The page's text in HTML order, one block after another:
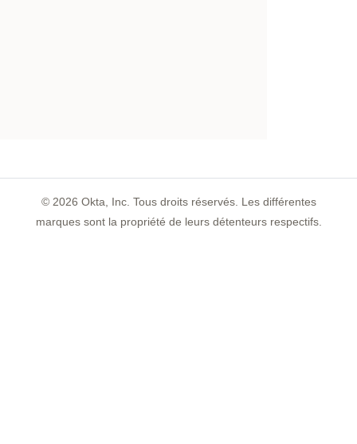
© 2026 Okta, Inc. Tous droits réservés. Les différentes
marques sont la propriété de leurs détenteurs respectifs.